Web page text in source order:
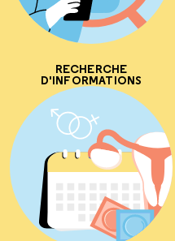
RECHERCHE
D'INFORMATIONS